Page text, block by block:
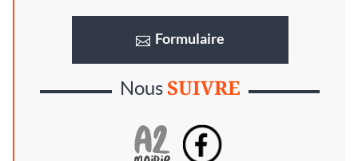
Formulaire
NousSUIVRE